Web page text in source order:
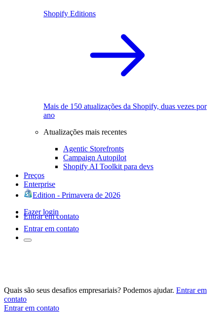
Shopify Editions
Mais de 150 atualizações da Shopify, duas vezes por
ano
Atualizações mais recentes
Agentic Storefronts
Campaign Autopilot
Shopify AI Toolkit para devs
Preços
Enterprise
Edition - Primavera de 2026
Fazer login
Entrar em contato
Entrar em contato
Quais são seus desafios empresariais? Podemos ajudar. Entrar em
contato
Entrar em contato